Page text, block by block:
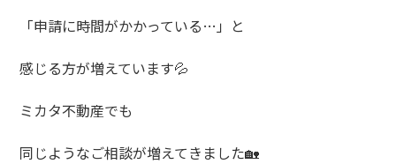
「申請に時間がかかっている…」と
感じる方が増えています💦
ミカタ不動産でも
同じようなご相談が増えてきました🏡